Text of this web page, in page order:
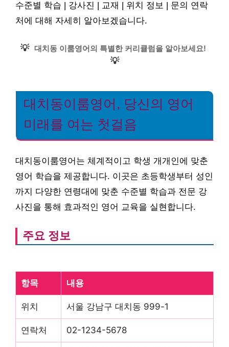
수준별 학습 | 강사진 | 교재 | 위치 정보 | 문의 연락
처에 대해 자세히 알아보겠습니다.
💡 대치동 이룸영어의 특별한 커리큘럼을 알아보세요!
💡
대치동이룸영어, 당신의 영어
미래를 여는 첫걸음
대치동이룸영어는 체계적이고 학생 개개인에 맞춘
영어 학습을 제공합니다. 이곳은 초등학생부터 성인
까지 다양한 연령대에 맞춘 수준별 학습과 전문 강
사진을 통해 효과적인 영어 교육을 실현합니다.
주요 정보
항목 내용
위치 서울 강남구 대치동 999-1
연락처 02-1234-5678